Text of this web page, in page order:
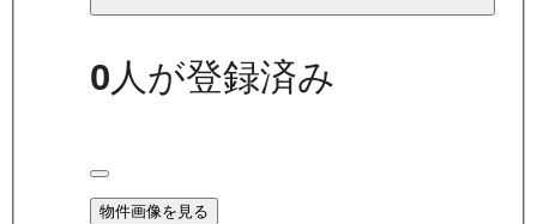
0人が登録済み
物件画像を見る